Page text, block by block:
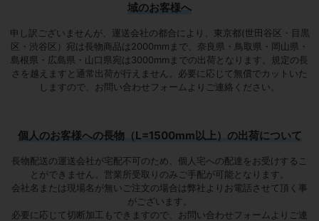
域のお客様へ
申し訳ございませんが、運送会社の都合により、東京都(世田谷区・目黒
区・渋谷区）宛は長物商品は2000mmまで 、奈良県・鳥取県・岡山県・
島根県・広島県・山口県宛は3000mmまでの出荷となります 。規定の長
さを越えますと通常出荷が行えません。必要に応じて無償でカットいた
しますので、お問い合わせフォームよりご連絡ください。
個人のお客様への長物（L=1500mm以上）の出荷について
長物配送の運送会社が宅配不可のため、個人宅への配達をお受けするこ
とができません。営業所受取りのみご手配が可能となります。
会社名または現場名が無いご注文の場合は弊社よりお電話させて頂く事
がございます。
必要に応じて切断加工もできますので、お問い合わせフォームよりご連